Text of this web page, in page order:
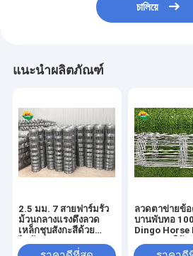
চালিয়ে
แนะนำผลิตภัณฑ์
2.5 มม. 7 สายฟาร์มรั้ว
ม้วนกลางแรงดึงลวด
เหล็กชุบสังกะสีด้วย
ลวดตาข่ายข้
บานพับทอ
Dingo Horse